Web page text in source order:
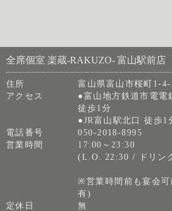
全席個室 楽蔵‐RAKUZO‐ 富山駅前店
住所
富山県富山市桜町1-
アクセス
●富山地方鉄道市電電
徒歩1分
●JR富山駅北口 徒歩1
電話番号
050-2018-8995
営業時間
17:00～23:30
(L.O. 22:30 / ドリン
※営業時間前も宴会
有)
定休日
無